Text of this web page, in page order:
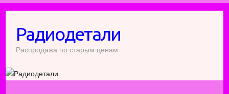
содержимому
Радиодетали
Распродажа по старым ценам